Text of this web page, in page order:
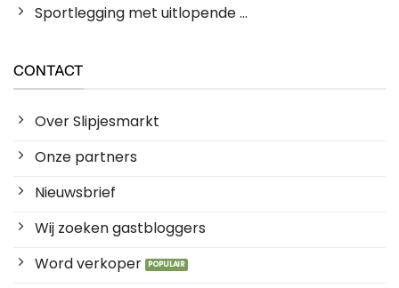
Sportlegging met uitlopende ...
CONTACT
Over Slipjesmarkt
Onze partners
Nieuwsbrief
Wij zoeken gastbloggers
Word verkoper